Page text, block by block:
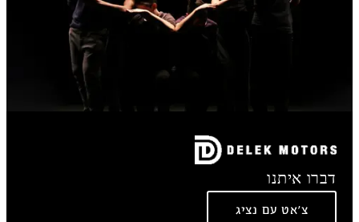
דברו איתנו
צ'אט עם נציג